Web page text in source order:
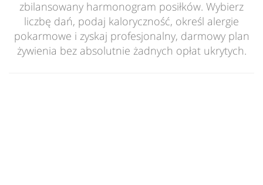
zbilansowany harmonogram posiłków. Wybierz
liczbę dań, podaj kaloryczność, określ alergie
pokarmowe i zyskaj profesjonalny, darmowy plan
żywienia bez absolutnie żadnych opłat ukrytych.